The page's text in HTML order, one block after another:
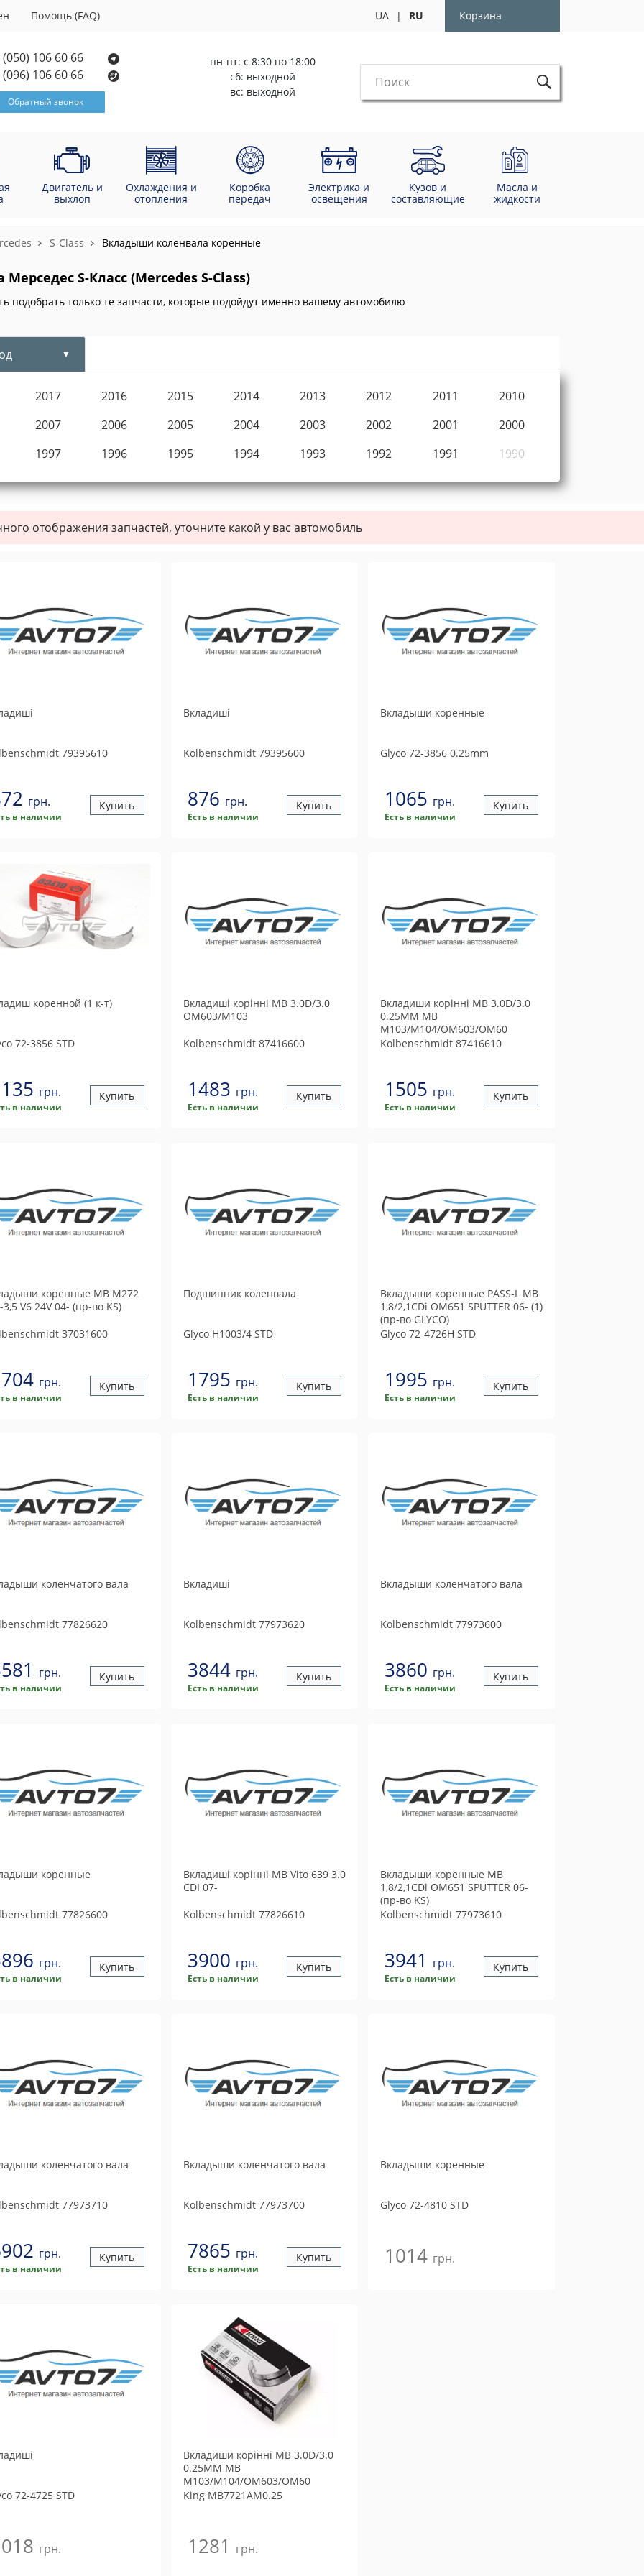
Помощь (FAQ) UA | RU Корзина
(050) 106 60 66
(096) 106 60 66
Обратный звонок
пн-пт: с 8:30 по 18:00
сб: выходной
вс: выходной
Двигатель и
выхлоп
Охлаждения и
отопления
Коробка
передач
Электрика и
освещения
Кузов и
составляющие
Масла и
жидкости
S-Class Вкладыши коленвала коренные
S-Класс (Mercedes S-Class)
подобрать только те запчасти, которые подойдут именно вашему автомобилю
2017 2016 2015 2014 2013 2012 2011
2010
2007 2006 2005 2004 2003 2002 2001
2000
1997 1996 1995 1994 1993 1992 1991 1990
отображения запчастей, уточните какой у вас автомобиль
79395610
грн.
в наличии
Купить
Вкладиші
Kolbenschmidt79395600
876 грн.
Есть в наличии
Купить
Вкладыши коренные
Glyco72-3856 0.25mm
1065 грн.
Есть в наличии
Купить
коренной (1 к-т)
72-3856 STD
грн.
в наличии
Купить
Вкладиші корінні MB 3.0D/3.0
OM603/M103
Kolbenschmidt87416600
1483 грн.
Есть в наличии
Купить
Вкладиши корiннi MB 3.0D/3.0
0.25MM MB
M103/M104/OM603/OM60
Kolbenschmidt87416610
1505 грн.
Есть в наличии
Купить
коренные MB M272
3,5 V6 24V 04- (пр-во KS)
37031600
грн.
в наличии
Купить
Подшипник коленвала
GlycoH1003/4 STD
1795 грн.
Есть в наличии
Купить
Вкладыши коренные PASS-L MB
1,8/2,1CDi OM651 SPUTTER 06- (1)
(пр-во GLYCO)
Glyco72-4726H STD
1995 грн.
Есть в наличии
Купить
коленчатого вала
77826620
грн.
в наличии
Купить
Вкладиші
Kolbenschmidt77973620
3844 грн.
Есть в наличии
Купить
Вкладыши коленчатого вала
Kolbenschmidt77973600
3860 грн.
Есть в наличии
Купить
коренные
77826600
грн.
в наличии
Купить
Вкладиші корінні MB Vito 639 3.0
CDI 07-
Kolbenschmidt77826610
3900 грн.
Есть в наличии
Купить
Вкладыши коренные MB
1,8/2,1CDi OM651 SPUTTER 06-
(пр-во KS)
Kolbenschmidt77973610
3941 грн.
Есть в наличии
Купить
коленчатого вала
77973710
грн.
в наличии
Купить
Вкладыши коленчатого вала
Kolbenschmidt77973700
7865 грн.
Есть в наличии
Купить
Вкладыши коренные
Glyco72-4810 STD
1014 грн.
72-4725 STD
грн.
Вкладиши корiннi MB 3.0D/3.0
0.25MM MB
M103/M104/OM603/OM60
KingMB7721AM0.25
1281 грн.